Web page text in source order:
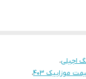
اجیلی،
موزاییک 403
،